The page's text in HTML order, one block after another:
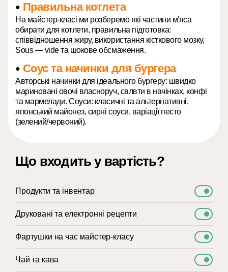
● Правильна котлета
На майстер-класі ми розберемо які частини м'яса
обирати для котлети, правильна підготовка:
співвідношення жиру, використання кісткового мозку,
Sous — vide та шокове обсмаження.
● Соус та начинки для бургера
Авторські начинки для ідеального бургеру: швидко
мариновані овочі власноруч, свлвти в начінках, конфі
та мармелади. Соуси: класичні та альтернативні,
японський майонез, сирні соуси, варіації песто
(зелений/червоний).
Що входить у вартість?
Продукти та інвентар
Друковані та електронні рецепти
Фартушки на час майстер-класу
Чай та кава